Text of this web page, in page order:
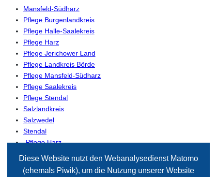
Mansfeld-Südharz
Pflege Burgenlandkreis
Pflege Halle-Saalekreis
Pflege Harz
Pflege Jerichower Land
Pflege Landkreis Börde
Pflege Mansfeld-Südharz
Pflege Saalekreis
Pflege Stendal
Salzlandkreis
Salzwedel
Stendal
-Pflege Harz
Diese Website nutzt den Webanalysedienst Matomo
(ehemals Piwik), um die Nutzung unserer Website